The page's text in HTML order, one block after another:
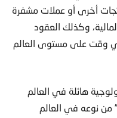
أخرى أو عملات مشفرة
وكذلك العقود
وقت على مستوى العالم
هائلة في العالم
من نوعه في العالم